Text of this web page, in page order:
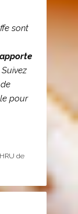
sont
Suivez
pour
de